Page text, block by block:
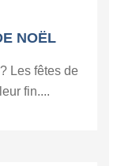
NOËL
Les fêtes de
fin....